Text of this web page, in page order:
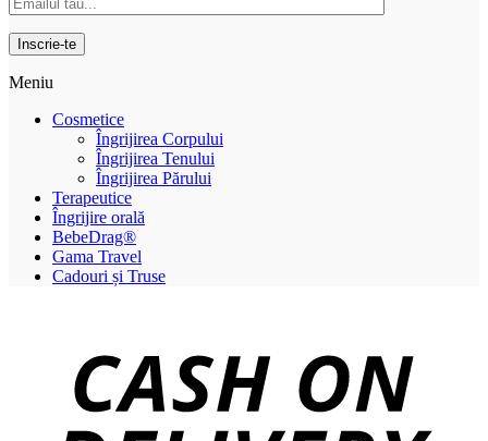
Meniu
Cosmetice
Îngrijirea Corpului
Îngrijirea Tenului
Îngrijirea Părului
Terapeutice
Îngrijire orală
BebeDrag®
Gama Travel
Cadouri și Truse